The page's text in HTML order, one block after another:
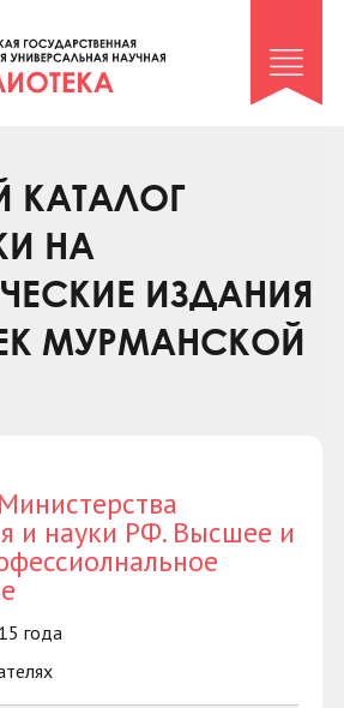
сельдерей»
архив»
КАТАЛОГ
НА
ИЗДАНИЯ
МУРМАНСКОЙ
и науки РФ. Высшее и
года